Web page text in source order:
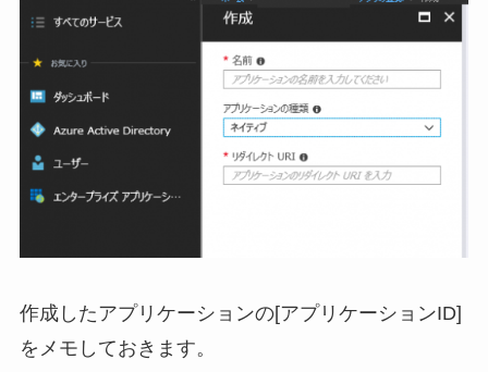
作成したアプリケーションの[アプリケーションID]
をメモしておきます。